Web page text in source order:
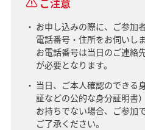
お申し込みの際に、ご参加
電話番号・住所をお伺いしま
お電話番号は当日のご連絡
が必要となります。
当日、ご本人確認のできる
証などの公的な身分証明書
お持ちでない場合、ご参加
ご了承ください。